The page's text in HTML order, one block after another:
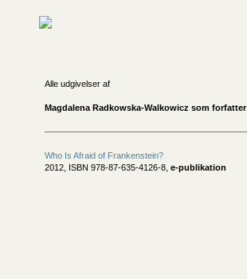
Alle udgivelser af
Magdalena Radkowska-Walkowicz som forfatter
Who Is Afraid of Frankenstein?
2012, ISBN 978-87-635-4126-8, e-publikation